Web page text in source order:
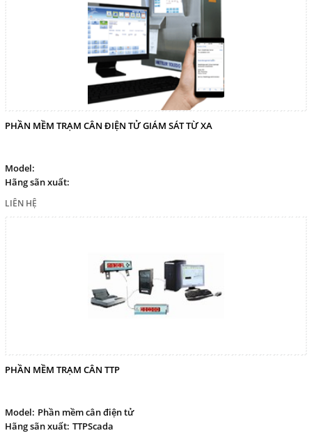
PHẦN MỀM TRẠM CÂN ĐIỆN TỬ GIÁM SÁT TỪ XA
Model:
Hãng sãn xuất:
LIÊN HỆ
PHẦN MỀM TRẠM CÂN TTP
Model: Phần mềm cân điện tử
Hãng sãn xuất: TTPScada